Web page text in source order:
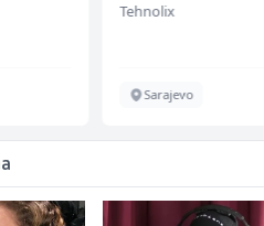
Tehnolix
Sarajevo